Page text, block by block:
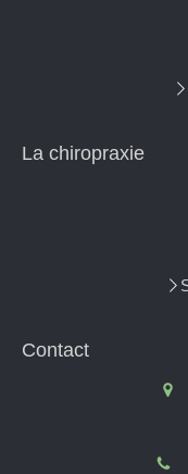
La chiropraxie
Contact